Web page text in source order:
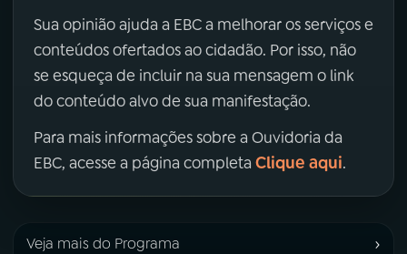
Sua opinião ajuda a EBC a melhorar os serviços e
conteúdos ofertados ao cidadão. Por isso, não
se esqueça de incluir na sua mensagem o link
do conteúdo alvo de sua manifestação.
Para mais informações sobre a Ouvidoria da
EBC, acesse a página completa Clique aqui.
Veja mais do Programa ›